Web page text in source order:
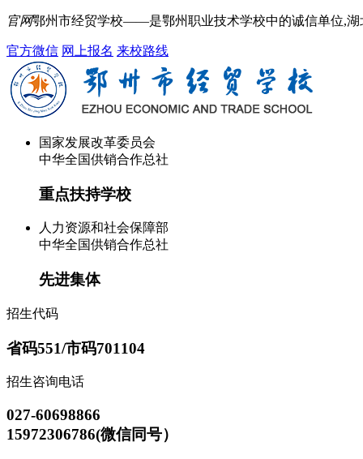
官网鄂州市经贸学校——是鄂州职业技术学校中的诚信单位,
官方微信 网上报名 来校路线
国家发展改革委员会
中华全国供销合作总社
重点扶持学校
人力资源和社会保障部
中华全国供销合作总社
先进集体
招生代码
省码551/市码701104
招生咨询电话
027-60698866
15972306786(微信同号）